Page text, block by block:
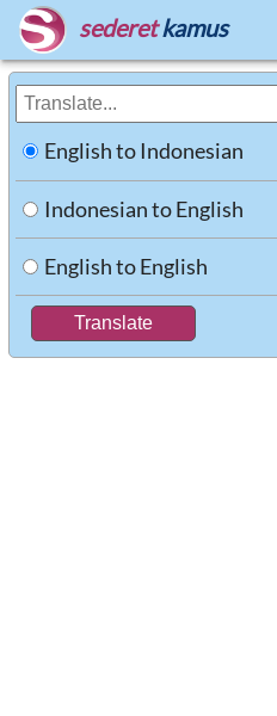
sederet kamus
English to Indonesian
Indonesian to English
English to English